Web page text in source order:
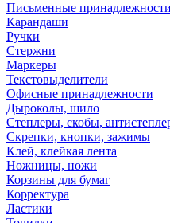
Письменные принадлежности
Карандаши
Ручки
Стержни
Маркеры
Текстовыделители
Офисные принадлежности
Дыроколы, шило
Степлеры, скобы,
Скрепки, кнопки, зажимы
Клей, клейкая лента
Ножницы, ножи
Корзины для бумаг
Корректура
Ластики